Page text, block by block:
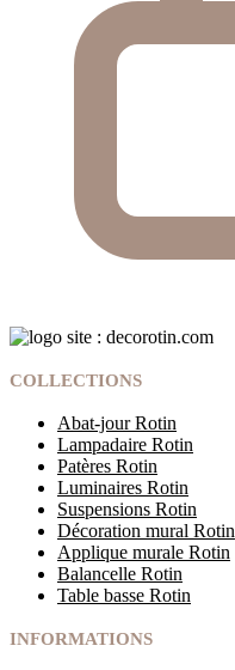
COLLECTIONS
Abat-jour Rotin
Lampadaire Rotin
Patères Rotin
Luminaires Rotin
Suspensions Rotin
Décoration mural Rotin
Applique murale Rotin
Balancelle Rotin
Table basse Rotin
INFORMATIONS